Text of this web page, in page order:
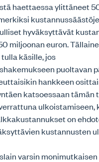
haettaessa ylittäneet
hyväksyttävät
miljoonan euron.
käsille, jos
puoltavan
hankkeen
katsoessaan tämän
ulkoistamiseen,
on
kustannusten
varsin